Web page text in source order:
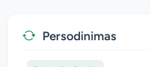
Persodinimas